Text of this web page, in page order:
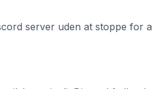
server uden at stoppe for